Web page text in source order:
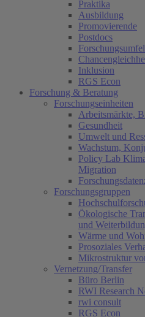
Praktika
Ausbildung
Promovierende
Postdocs
Inklusion
RGS Econ
Forschung & Beratung
Forschungseinheiten
Arbeitsmärkte,
Gesundheit
Umwelt und
Wachstum,
Policy Lab
Migration
Forschungsgruppen
Ökologische
und
Wärme und
Prosoziales
Mikrostruktur
Vernetzung/Transfer
Büro Berlin
RWI Research
rwi consult
RGS Econ